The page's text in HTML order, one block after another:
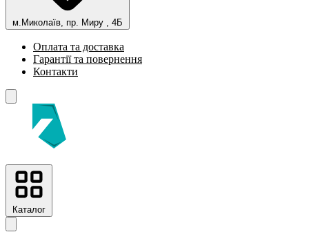
м.Миколаїв, пр. Миру , 4Б
Оплата та доставка
Гарантії та повернення
Контакти
Каталог